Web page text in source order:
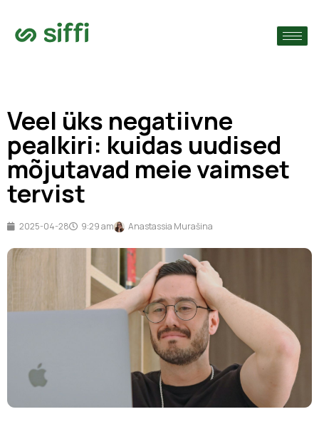
›
Veel üks negatiivne
pealkiri: kuidas uudised
mõjutavad meie vaimset
tervist
2025-04-28 9:29 am Anastassia Murašina